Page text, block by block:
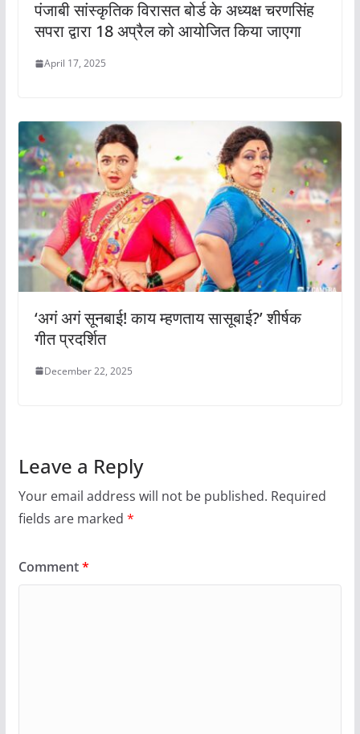
पंजाबी सांस्कृतिक विरासत बोर्ड के अध्यक्ष चरणसिंह
सपरा द्वारा 18 अप्रैल को आयोजित किया जाएगा
April 17, 2025
‘अगं अगं सूनबाई! काय म्हणताय सासूबाई?’ शीर्षक
गीत प्रदर्शित
December 22, 2025
Leave a Reply
Your email address will not be published. Required
fields are marked *
Comment*